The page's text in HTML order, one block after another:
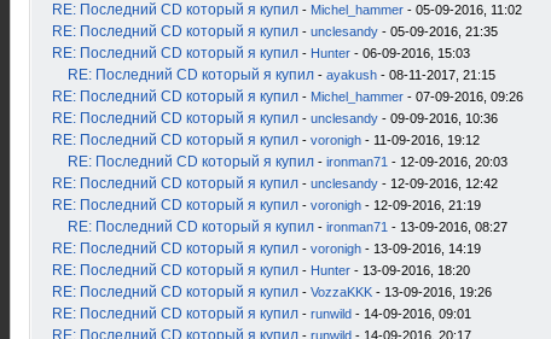
RE: Последний CD который я купил - Michel_hammer - 05-09-2016, 11:02
RE: Последний CD который я купил - unclesandy - 05-09-2016, 21:35
RE: Последний CD который я купил - Hunter - 06-09-2016, 15:03
RE: Последний CD который я купил - ayakush - 08-11-2017, 21:15
RE: Последний CD который я купил - Michel_hammer - 07-09-2016, 09:26
RE: Последний CD который я купил - unclesandy - 09-09-2016, 10:36
RE: Последний CD который я купил - voronigh - 11-09-2016, 19:12
RE: Последний CD который я купил - ironman71 - 12-09-2016, 20:03
RE: Последний CD который я купил - unclesandy - 12-09-2016, 12:42
RE: Последний CD который я купил - voronigh - 12-09-2016, 21:19
RE: Последний CD который я купил - ironman71 - 13-09-2016, 08:27
RE: Последний CD который я купил - voronigh - 13-09-2016, 14:19
RE: Последний CD который я купил - Hunter - 13-09-2016, 18:20
RE: Последний CD который я купил - VozzaKKK - 13-09-2016, 19:26
RE: Последний CD который я купил - runwild - 14-09-2016, 09:01
RE: Последний CD который я купил - runwild - 14-09-2016, 20:17